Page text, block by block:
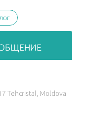
Tehcristal, Moldova